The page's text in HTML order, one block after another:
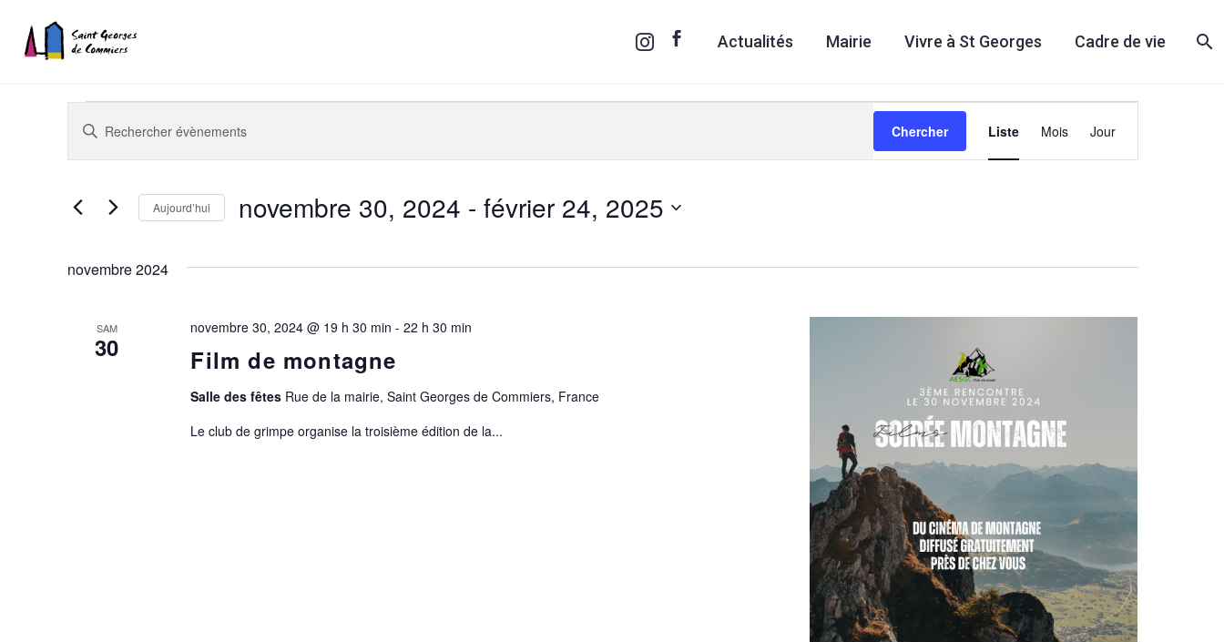
Actualités Mairie Vivre à St Georges Cadre de vie
Recherche
et
navigation
vues
Saisir
Rechercher
Évènements
Chercher
de
vues
Liste Mois Jour
Aujourd’hui novembre 30, 2024 - février 24, 2025
novembre 2024
SAM
30 Film de montagne
novembre 30, 2024 @ 19 h 30 min -22 h 30 min
Salle des fêtes Rue de la mairie, Saint Georges de Commiers, France
Le club de grimpe organise la troisième édition de la...